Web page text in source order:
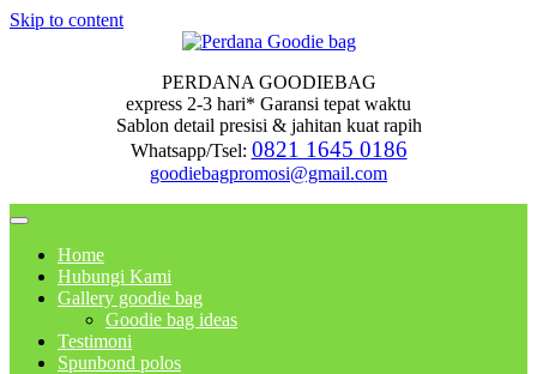
Skip to content
PERDANA GOODIEBAG
express 2-3 hari* Garansi tepat waktu
Sablon detail presisi & jahitan kuat rapih
Whatsapp/Tsel: 0821 1645 0186
goodiebagpromosi@gmail.com
Home
Hubungi Kami
Gallery goodie bag
Goodie bag ideas
Testimoni
Spunbond polos